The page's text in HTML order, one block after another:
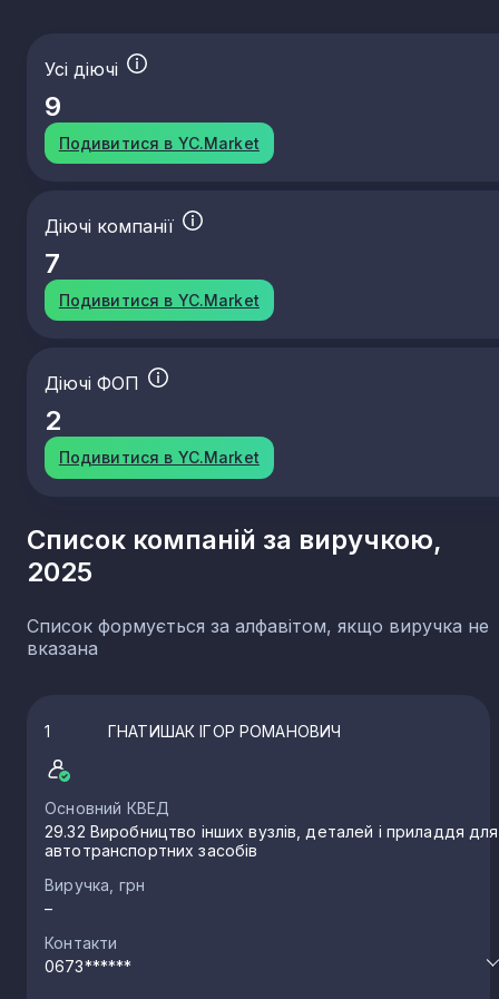
Усі діючі
9
Подивитися в YC.Market
Діючі компанії
7
Подивитися в YC.Market
Діючі ФОП
2
Подивитися в YC.Market
Список компаній за виручкою,
2025
Список формується за алфавітом, якщо виручка не
вказана
1 ГНАТИШАК ІГОР РОМАНОВИЧ
Основний КВЕД
29.32 Виробництво інших вузлів, деталей і приладдя для
автотранспортних засобів
Виручка, грн
–
Контакти
0673******